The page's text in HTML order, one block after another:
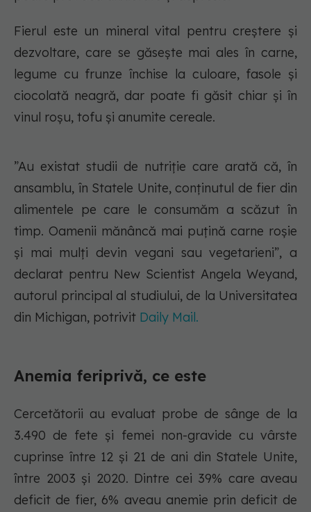
Fierul este un mineral vital pentru creștere și
dezvoltare, care se găsește mai ales în carne,
legume cu frunze închise la culoare, fasole și
ciocolată neagră, dar poate fi găsit chiar și în
vinul roșu, tofu și anumite cereale.
”Au existat studii de nutriție care arată că, în
ansamblu, în Statele Unite, conținutul de fier din
alimentele pe care le consumăm a scăzut în
timp. Oamenii mănâncă mai puțină carne roșie
și mai mulți devin vegani sau vegetarieni”, a
declarat pentru New Scientist Angela Weyand,
autorul principal al studiului, de la Universitatea
din Michigan, potrivit Daily Mail.
Anemia feriprivă, ce este
Cercetătorii au evaluat probe de sânge de la
3.490 de fete și femei non-gravide cu vârste
cuprinse între 12 și 21 de ani din Statele Unite,
între 2003 și 2020. Dintre cei 39% care aveau
deficit de fier, 6% aveau anemie prin deficit de